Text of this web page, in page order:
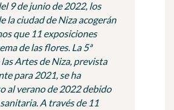
9 de junio de 2022, los
la ciudad de Niza acogerán
que 11 exposiciones
de las flores. La 5ª
Artes de Niza, prevista
para 2021, se ha
al verano de 2022 debido
A través de 11